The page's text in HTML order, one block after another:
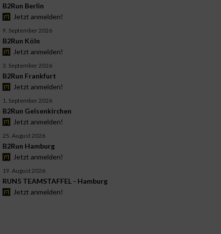
B2Run Berlin
Jetzt anmelden!
9. September 2026
B2Run Köln
Jetzt anmelden!
3. September 2026
B2Run Frankfurt
Jetzt anmelden!
1. September 2026
B2Run Gelsenkirchen
Jetzt anmelden!
25. August 2026
B2Run Hamburg
Jetzt anmelden!
19. August 2026
RUN5 TEAMSTAFFEL - Hamburg
Jetzt anmelden!